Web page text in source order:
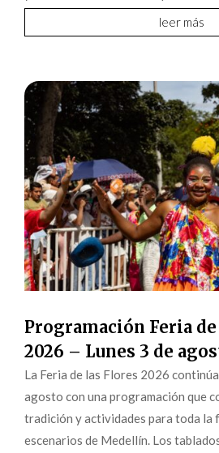
leer más
Programación Feria
2026 – Lunes 3 de
La Feria de las Flores 2026
agosto con una programación que
tradición y actividades para toda la
escenarios de Medellín. Los